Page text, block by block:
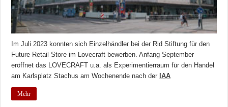
Im Juli 2023 konnten sich Einzelhändler bei der Rid Stiftung für den
Future Retail Store im Lovecraft bewerben. Anfang September
eröffnet das LOVECRAFT u.a. als Experimentierraum für den Handel
am Karlsplatz Stachus am Wochenende nach der IAA
Mehr